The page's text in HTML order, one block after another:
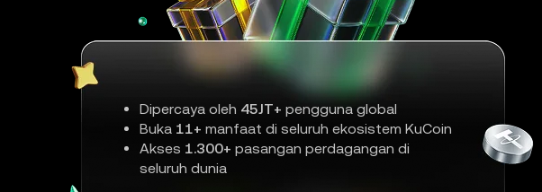
Dipercaya oleh 45JT+ pengguna global
Buka 11+ manfaat di seluruh ekosistem KuCoin
Akses 1.300+ pasangan perdagangan di
seluruh dunia